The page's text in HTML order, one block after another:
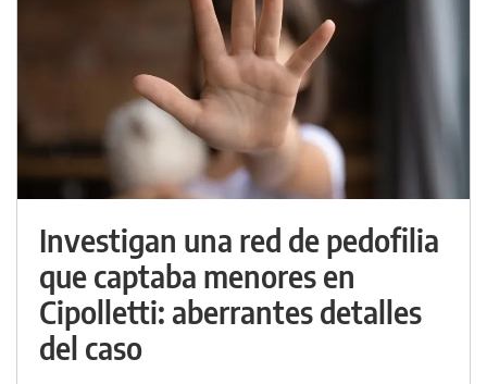
Investigan una red de pedofilia
que captaba menores en
Cipolletti: aberrantes detalles
del caso